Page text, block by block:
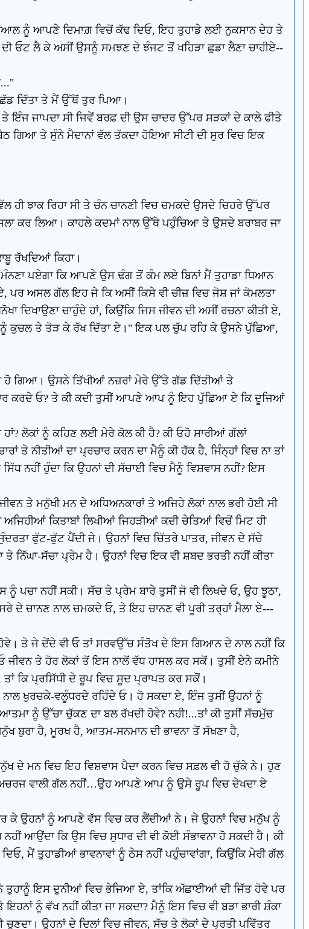
ਨੂੰ ਆਪਣੇ ਦਿਮਾਗ਼ ਵਿਚੋਂ ਕੱਢ ਦਿਓ, ਇਹ ਤੁਹਾਡੇ ਲਈ ਨੁਕਸਾਨ ਦੇਹ ਤੇ
ਓਟ ਲੈ ਕੇ ਅਸੀਂ ਉਸਨੂੰ ਸਮਝਣ ਦੇ ਝੰਜਟ ਤੋਂ ਖਹਿੜਾ ਛੁਡਾ ਲੈਣਾ ਚਾਹੀਏ--
ਦਿੱਤਾ ਤੇ ਮੈਂ ਉੱਥੋਂ ਤੁਰ ਪਿਆ।
ਜਾਪਦਾ ਸੀ ਜਿਵੇਂ ਬਰਫ਼ ਦੀ ਉਸ ਚਾਦਰ ਉੱਪਰ ਸੜਕਾਂ ਦੇ ਕਾਲੇ ਫੀਤੇ
ਤੇ ਸੁੰਨੇ ਮੈਦਾਨਾਂ ਵੱਲ ਤੱਕਦਾ ਹੋਇਆ ਸੀਟੀ ਦੀ ਸੁਰ ਵਿਚ ਇਕ
ਝਾਕ ਰਿਹਾ ਸੀ ਤੇ ਚੰਨ ਚਾਨਣੀ ਵਿਚ ਚਮਕਦੇ ਉਸਦੇ ਚਿਹਰੇ ਉੱਪਰ
ਕਰ ਲਿਆ। ਕਾਹਲੇ ਕਦਮਾਂ ਨਾਲ ਉੱਥੇ ਪਹੁੰਚਿਆ ਤੇ ਉਸਦੇ ਬਰਾਬਰ ਜਾ
ਰੱਖਦਿਆਂ ਕਿਹਾ।
ਪਏਗਾ ਕਿ ਆਪਣੇ ਉਸ ਢੰਗ ਤੋਂ ਕੰਮ ਲਏ ਬਿਨਾਂ ਮੈਂ ਤੁਹਾਡਾ ਧਿਆਨ
ਪਰ ਅਸਲ ਗੱਲ ਇਹ ਜੇ ਕਿ ਅਸੀਂ ਕਿਸੇ ਵੀ ਚੀਜ਼ ਵਿਚ ਜੋਸ਼ ਜਾਂ ਕੋਮਲਤਾ
ਚਾਹੁੰਦੇ ਹਾਂ, ਕਿਉਂਕਿ ਜਿਸ ਜੀਵਨ ਦੀ ਅਸੀਂ ਰਚਨਾ ਕੀਤੀ ਏ,
ਕੁਚਲ ਤੇ ਤੋੜ ਕੇ ਰੱਖ ਦਿੱਤਾ ਏ।" ਇਕ ਪਲ ਚੁੱਪ ਰਹਿ ਕੇ ਉਸਨੇ ਪੁੱਛਿਆ,
ਹੋ ਗਿਆ। ਉਸਨੇ ਤਿੱਖੀਆਂ ਨਜ਼ਰਾਂ ਮੇਰੇ ਉੱਤੇ ਗੱਡ ਦਿੱਤੀਆਂ ਤੇ
ਕਰਦੇ ਓ? ਤੇ ਕੀ ਕਦੀ ਤੁਸੀਂ ਆਪਣੇ ਆਪ ਨੂੰ ਇਹ ਪੁੱਛਿਆ ਏ ਕਿ ਦੂਜਿਆਂ
ਲੋਕਾਂ ਨੂੰ ਕਹਿਣ ਲਈ ਮੇਰੇ ਕੋਲ ਕੀ ਹੈ? ਕੀ ਓਹੋ ਸਾਰੀਆਂ ਗੱਲਾਂ
ਨੀਤੀਆਂ ਦਾ ਪ੍ਰਚਾਰ ਕਰਨ ਦਾ ਮੈਨੂੰ ਕੀ ਹੱਕ ਹੈ, ਜਿੰਨ੍ਹਾਂ ਵਿਚ ਨਾ ਤਾਂ
ਨਹੀਂ ਹੁੰਦਾ ਕਿ ਉਹਨਾਂ ਦੀ ਸੱਚਾਈ ਵਿਚ ਮੈਨੂੰ ਵਿਸ਼ਵਾਸ ਨਹੀਂ? ਇਸ
ਤੇ ਮਨੁੱਖੀ ਮਨ ਦੇ ਅਧਿਅਨਕਾਰਾਂ ਤੇ ਅਜਿਹੇ ਲੋਕਾਂ ਨਾਲ ਭਰੀ ਹੋਈ ਸੀ
ਕਿਤਾਬਾਂ ਲਿਖੀਆਂ ਜਿਹੜੀਆਂ ਕਦੀ ਚੇਤਿਆਂ ਵਿਚੋਂ ਮਿਟ ਹੀ
ਫੁੱਟ-ਫੁੱਟ ਪੈਂਦੀ ਜੇ। ਉਹਨਾਂ ਵਿਚ ਚਿੱਤਰੇ ਪਾਤਰ, ਜੀਵਨ ਦੇ ਸੱਚੇ
ਨਿੱਘਾ-ਸੱਚਾ ਪ੍ਰੇਮ ਹੈ। ਉਹਨਾਂ ਵਿਚ ਇਕ ਵੀ ਸ਼ਬਦ ਭਰਤੀ ਨਹੀਂ ਕੀਤਾ
ਪਚਾ ਨਹੀਂ ਸਕੀ। ਸੱਚ ਤੇ ਪ੍ਰੇਮ ਬਾਰੇ ਤੁਸੀਂ ਜੋ ਵੀ ਲਿਖਦੇ ਓ, ਉਹ ਝੂਠਾ,
ਦੇ ਚਾਨਣ ਨਾਲ ਚਮਕਦੇ ਓ, ਤੇ ਇਹ ਚਾਨਣ ਵੀ ਪੂਰੀ ਤਰ੍ਹਾਂ ਮੈਲਾ ਏ---
ਤੇ ਜੇ ਦੇਂਦੇ ਵੀ ਓ ਤਾਂ ਸਰਵਉੱਚ ਸੰਤੋਖ ਦੇ ਇਸ ਗਿਆਨ ਦੇ ਨਾਲ ਨਹੀਂ ਕਿ
ਜੀਵਨ ਤੇ ਹੋਰ ਲੋਕਾਂ ਤੋਂ ਇਸ ਨਾਲੋਂ ਵੱਧ ਹਾਸਲ ਕਰ ਸਕੋਂ। ਤੁਸੀਂ ਏਨੇ ਕਮੀਨੇ
ਕਿ ਪ੍ਰਸਿੱਧੀ ਦੇ ਰੂਪ ਵਿਚ ਸੂਦ ਪ੍ਰਾਪਤ ਕਰ ਸਕੋਂ।
ਖੁਰਚਕੇ-ਵਲੂੰਧਰਦੇ ਰਹਿੰਦੇ ਓ। ਹੋ ਸਕਦਾ ਏ, ਇੰਜ ਤੁਸੀਂ ਉਹਨਾਂ ਨੂੰ
ਨੂੰ ਉੱਚਾ ਚੁੱਕਣ ਦਾ ਬਲ ਰੱਖਦੀ ਹੋਵੇ? ਨਹੀ!...ਤਾਂ ਕੀ ਤੁਸੀਂ ਸੱਚਮੁੱਚ
ਬੁਰਾ ਹੈ, ਮੂਰਖ ਹੈ, ਆਤਮ-ਸਨਮਾਨ ਦੀ ਭਾਵਨਾ ਤੋਂ ਸੱਖਣਾ ਹੈ,
ਦੇ ਮਨ ਵਿਚ ਇਹ ਵਿਸ਼ਵਾਸ ਪੈਦਾ ਕਰਨ ਵਿਚ ਸਫ਼ਲ ਵੀ ਹੋ ਚੁੱਕੇ ਨੇ। ਹੁਣ
ਵਾਲੀ ਗੱਲ ਨਹੀਂ…ਉਹ ਆਪਣੇ ਆਪ ਨੂੰ ਉਸੇ ਰੂਪ ਵਿਚ ਦੇਖਦਾ ਏ
ਕੇ ਉਹਨਾਂ ਨੂੰ ਆਪਣੇ ਵੱਸ ਵਿਚ ਕਰ ਲੈਂਦੀਆਂ ਨੇ। ਜੇ ਉਹਨਾਂ ਵਿਚ ਮਨੁੱਖ ਨੂੰ
ਆਉਂਦਾ ਕਿ ਉਸ ਵਿਚ ਸੁਧਾਰ ਦੀ ਵੀ ਕੋਈ ਸੰਭਾਵਨਾ ਹੋ ਸਕਦੀ ਹੈ। ਕੀ
ਮੈਂ ਤੁਹਾਡੀਆਂ ਭਾਵਨਾਵਾਂ ਨੂੰ ਠੇਸ ਨਹੀਂ ਪਹੁੰਚਾਵਾਂਗਾ, ਕਿਉਂਕਿ ਮੇਰੀ ਗੱਲ
ਇਸ ਦੁਨੀਆਂ ਵਿਚ ਭੇਜਿਆ ਏ, ਤਾਂਕਿ ਅੱਛਾਈਆਂ ਦੀ ਜਿੱਤ ਹੋਵੇ ਪਰ
ਵੱਖ ਨਹੀਂ ਕੀਤਾ ਜਾ ਸਕਦਾ? ਮੈਨੂੰ ਇਸ ਵਿਚ ਵੀ ਬੜਾ ਭਾਰੀ ਸ਼ੰਕਾ
ਉਹਨਾਂ ਦੇ ਦਿਲਾਂ ਵਿਚ ਜੀਵਨ, ਸੱਚ ਤੇ ਲੋਕਾਂ ਦੇ ਪ੍ਰਤੀ ਪਵਿੱਤਰ